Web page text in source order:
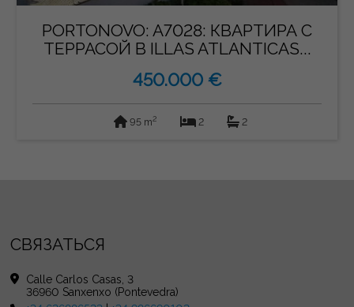
PORTONOVO: A7028: КВАРТИРА С
ТЕРРАСОЙ В ILLAS ATLANTICAS...
450.000 €
95 m2 2 2
СВЯЗАТЬСЯ
Calle Carlos Casas, 3
36960 Sanxenxo (Pontevedra)